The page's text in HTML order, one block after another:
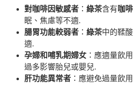
對咖啡因敏感者 ： 綠茶含有咖
眠、焦慮等不適.
腸胃功能較弱者 ： 綠茶中的鞣
適.
孕婦和哺乳期婦女 ：應適量飲用
過多影響胎兒或嬰兒.
肝功能異常者 ：應避免過量飲用